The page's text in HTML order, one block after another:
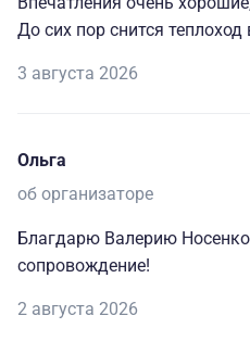
До сих пор снится теплоход
3 августа 2026
Ольга
об организаторе
Благдарю Валерию Носенко
сопровождение!
2 августа 2026